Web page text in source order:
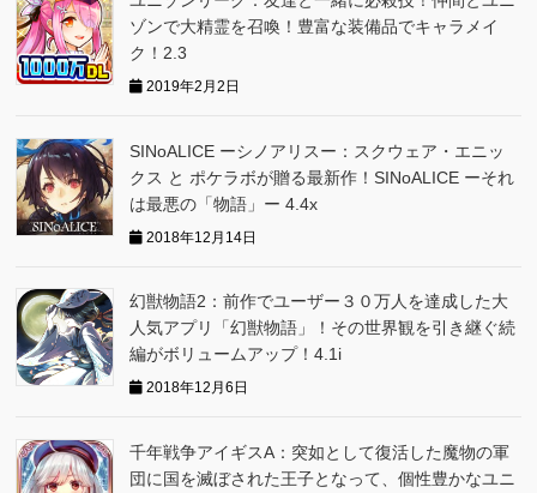
ゾンで大精霊を召喚！豊富な装備品でキャラメイ
ク！2.3
2019年2月2日
SINoALICE ーシノアリスー：スクウェア・エニッ
クス と ポケラボが贈る最新作！SINoALICE ーそれ
は最悪の「物語」ー 4.4x
2018年12月14日
幻獣物語2：前作でユーザー３０万人を達成した大
人気アプリ「幻獣物語」！その世界観を引き継ぐ続
編がボリュームアップ！4.1i
2018年12月6日
千年戦争アイギスA：突如として復活した魔物の軍
団に国を滅ぼされた王子となって、個性豊かなユニ